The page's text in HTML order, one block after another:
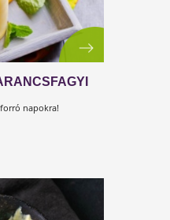
Ilyen ez a mennyei fagylalt is!